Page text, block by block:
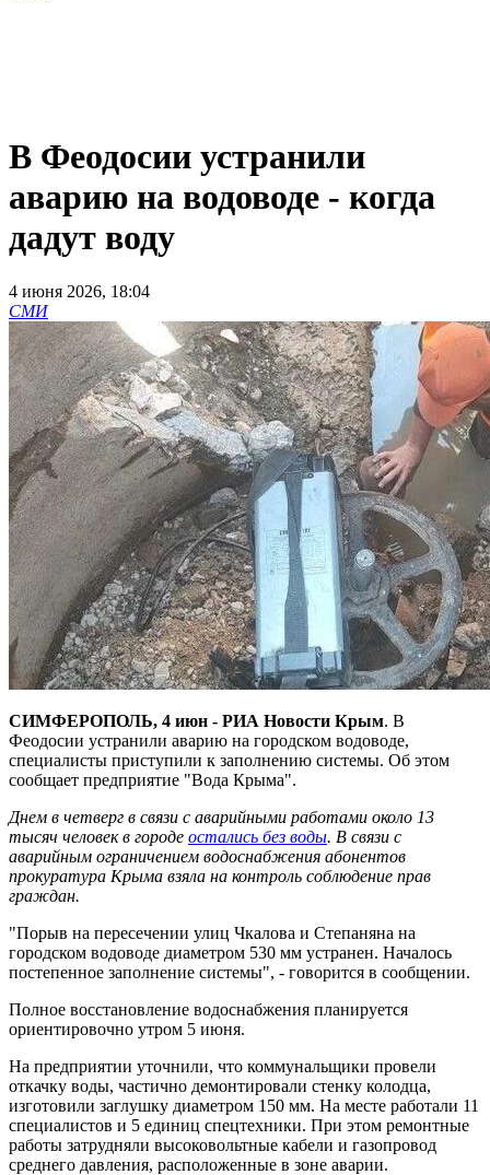
В Феодосии устранили
аварию на водоводе - когда
дадут воду
4 июня 2026, 18:04
СМИ
СИМФЕРОПОЛЬ, 4 июн - РИА Новости Крым. В
Феодосии устранили аварию на городском водоводе,
специалисты приступили к заполнению системы. Об этом
сообщает предприятие "Вода Крыма".
Днем в четверг в связи с аварийными работами около 13
тысяч человек в городе остались без воды. В связи с
аварийным ограничением водоснабжения абонентов
прокуратура Крыма взяла на контроль соблюдение прав
граждан.
"Порыв на пересечении улиц Чкалова и Степаняна на
городском водоводе диаметром 530 мм устранен. Началось
постепенное заполнение системы", - говорится в сообщении.
Полное восстановление водоснабжения планируется
ориентировочно утром 5 июня.
На предприятии уточнили, что коммунальщики провели
откачку воды, частично демонтировали стенку колодца,
изготовили заглушку диаметром 150 мм. На месте работали 11
специалистов и 5 единиц спецтехники. При этом ремонтные
работы затрудняли высоковольтные кабели и газопровод
среднего давления, расположенные в зоне аварии.